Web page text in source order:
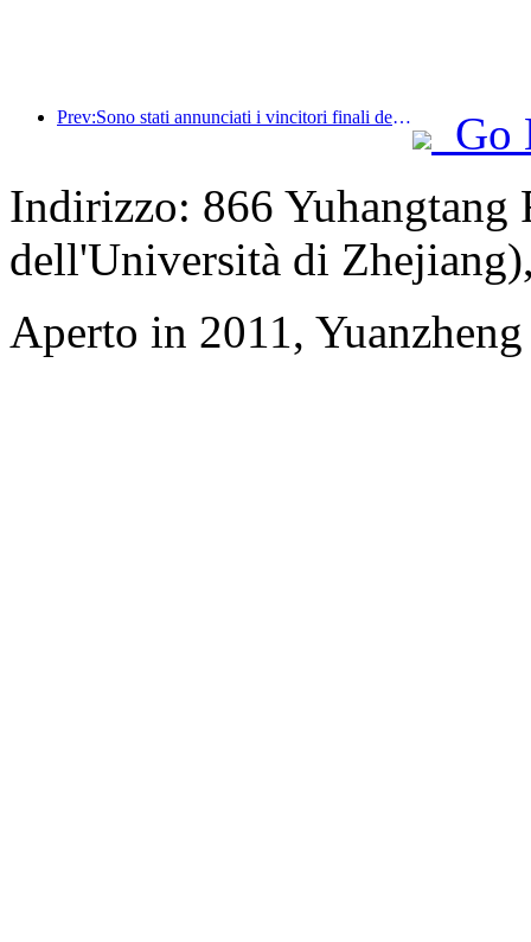
Prev:Sono stati annunciati i vincitori finali dei sei premi principali, a cui hanno partecipato oltre cento hotel e aziende che hanno ricevuto riconoscimenti annuali!
Go
Indirizzo: 866 Yuhangtang
dell'Università di
Aperto in 2011,